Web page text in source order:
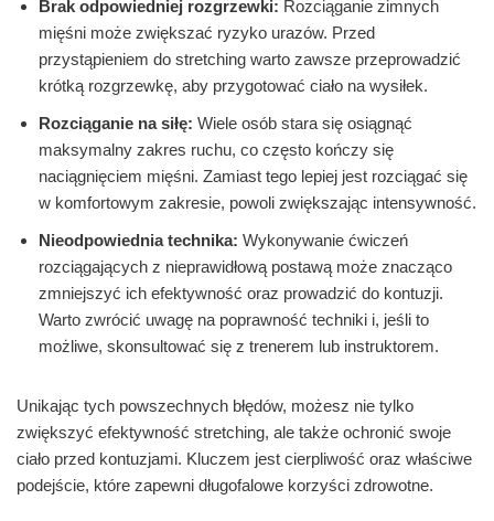
Brak odpowiedniej rozgrzewki: Rozciąganie zimnych
mięśni może zwiększać ryzyko urazów. Przed
przystąpieniem do stretching warto zawsze przeprowadzić
krótką rozgrzewkę, aby przygotować ciało na wysiłek.
Rozciąganie na siłę: Wiele osób stara się osiągnąć
maksymalny zakres ruchu, co często kończy się
naciągnięciem mięśni. Zamiast tego lepiej jest rozciągać się
w komfortowym zakresie, powoli zwiększając intensywność.
Nieodpowiednia technika: Wykonywanie ćwiczeń
rozciągających z nieprawidłową postawą może znacząco
zmniejszyć ich efektywność oraz prowadzić do kontuzji.
Warto zwrócić uwagę na poprawność techniki i, jeśli to
możliwe, skonsultować się z trenerem lub instruktorem.
Unikając tych powszechnych błędów, możesz nie tylko
zwiększyć efektywność stretching, ale także ochronić swoje
ciało przed kontuzjami. Kluczem jest cierpliwość oraz właściwe
podejście, które zapewni długofalowe korzyści zdrowotne.